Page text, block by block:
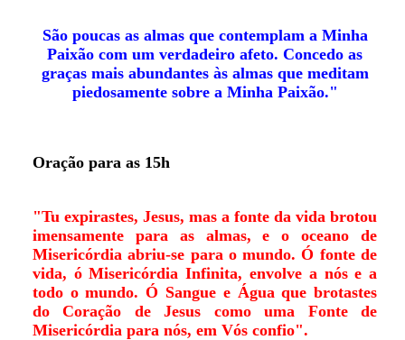
São poucas as almas que contemplam a Minha
Paixão com um verdadeiro afeto. Concedo as
graças mais abundantes às almas que meditam
piedosamente sobre a Minha Paixão."
Oração para as 15h
"Tu expirastes, Jesus, mas a fonte da vida brotou
imensamente para as almas, e o oceano de
Misericórdia abriu-se para o mundo. Ó fonte de
vida, ó Misericórdia Infinita, envolve a nós e a
todo o mundo. Ó Sangue e Água que brotastes
do Coração de Jesus como uma Fonte de
Misericórdia para nós, em Vós confio".